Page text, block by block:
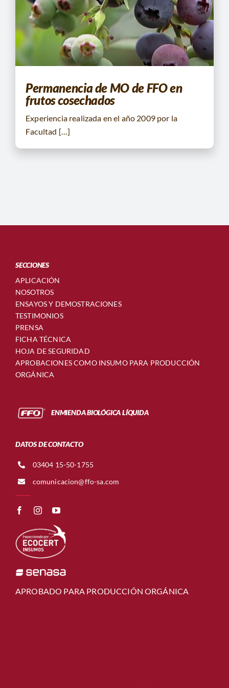
CONTACTO
BUSCAR:
Permanencia de MO de FFO en
frutos cosechados
Experiencia realizada en el año 2009 por la
Facultad […]
SECCIONES
APLICACIÓN
NOSOTROS
ENSAYOS Y DEMOSTRACIONES
TESTIMONIOS
PRENSA
FICHA TÉCNICA
HOJA DE SEGURIDAD
APROBACIONES COMO INSUMO PARA PRODUCCIÓN
ORGÁNICA
ENMIENDA BIOLÓGICA LÍQUIDA
DATOS DE CONTACTO
03404 15-50-1755
comunicacion@ffo-sa.com
APROBADO PARA PRODUCCIÓN ORGÁNICA